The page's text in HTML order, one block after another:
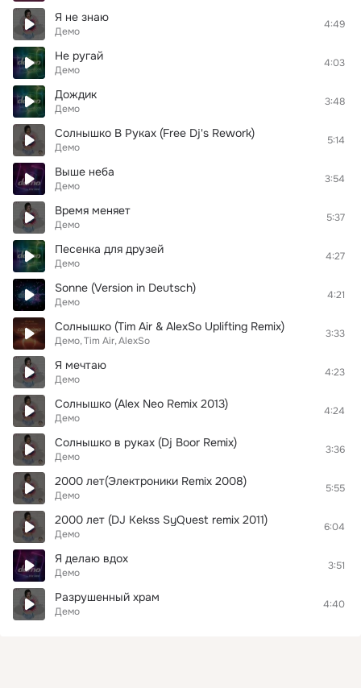
Я не знаю
Демо
4:49
Не ругай
Демо
4:03
Дождик
Демо
3:48
Солнышко В Руках (Free Dj's Rework)
Демо
5:14
Выше неба
Демо
3:54
Время меняет
Демо
5:37
Песенка для друзей
Демо
4:27
Sonne (Version in Deutsch)
Демо
4:21
Солнышко (Tim Air & AlexSo Uplifting Remix)
Демо Tim Air AlexSo
3:33
Я мечтаю
Демо
4:23
Солнышко (Alex Neo Remix 2013)
Демо
4:24
Солнышко в руках (Dj Boor Remix)
Демо
3:36
2000 лет(Электроники Remix 2008)
Демо
5:55
2000 лет (DJ Kekss SyQuest remix 2011)
Демо
6:04
Я делаю вдох
Демо
3:51
Разрушенный храм
Демо
4:40